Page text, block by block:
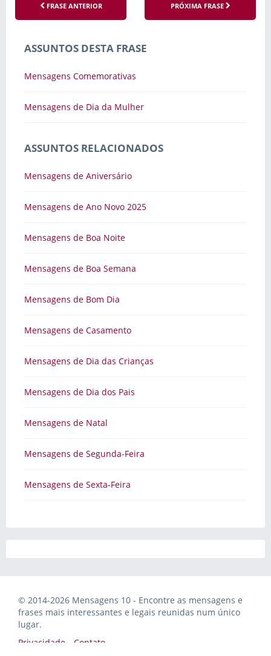
FRASE ANTERIOR PRÓXIMA FRASE
ASSUNTOS DESTA FRASE
Mensagens Comemorativas
Mensagens de Dia da Mulher
ASSUNTOS RELACIONADOS
Mensagens de Aniversário
Mensagens de Ano Novo 2025
Mensagens de Boa Noite
Mensagens de Boa Semana
Mensagens de Bom Dia
Mensagens de Casamento
Mensagens de Dia das Crianças
Mensagens de Dia dos Pais
Mensagens de Natal
Mensagens de Segunda-Feira
Mensagens de Sexta-Feira
© 2014-2026 Mensagens 10 - Encontre as mensagens e
frases mais interessantes e legais reunidas num único
lugar.
Privacidade
Contato